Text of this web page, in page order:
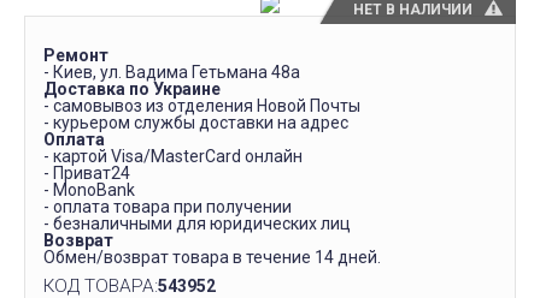
НЕТ В НАЛИЧИИ
Ремонт
- Киев, ул. Вадима Гетьмана 48а
Доставка по Украине
- самовывоз из отделения Новой Почты
- курьером службы доставки на адрес
Оплата
- картой Visa/MasterCard онлайн
- Приват24
- MonoBank
- оплата товара при получении
- безналичными для юридических лиц
Возврат
Обмен/возврат товара в течение 14 дней.
КОД ТОВАРА:543952